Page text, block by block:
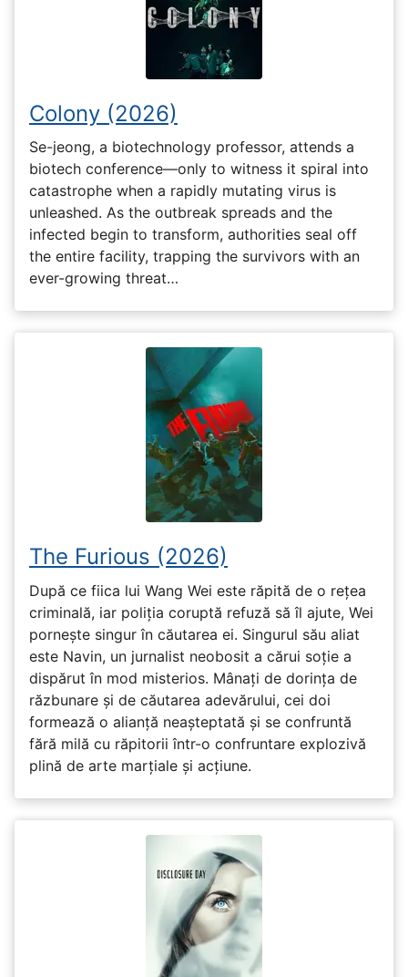
Colony (2026)
Se-jeong, a biotechnology professor, attends a
biotech conference—only to witness it spiral into
catastrophe when a rapidly mutating virus is
unleashed. As the outbreak spreads and the
infected begin to transform, authorities seal off
the entire facility, trapping the survivors with an
ever-growing threat…
The Furious (2026)
După ce fiica lui Wang Wei este răpită de o rețea
criminală, iar poliția coruptă refuză să îl ajute, Wei
pornește singur în căutarea ei. Singurul său aliat
este Navin, un jurnalist neobosit a cărui soție a
dispărut în mod misterios. Mânați de dorința de
răzbunare și de căutarea adevărului, cei doi
formează o alianță neașteptată și se confruntă
fără milă cu răpitorii într-o confruntare explozivă
plină de arte marțiale și acțiune.